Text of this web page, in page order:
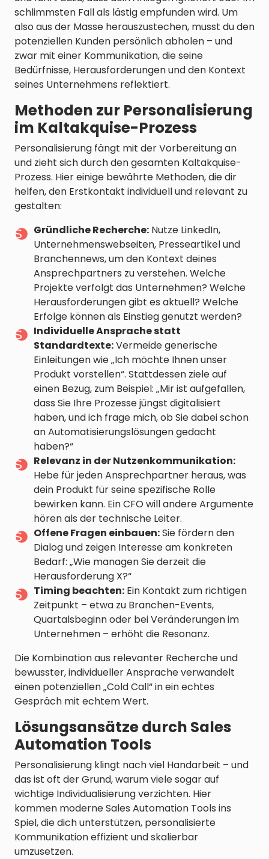
schlimmsten Fall als lästig empfunden wird. Um
also aus der Masse herauszustechen, musst du den
potenziellen Kunden persönlich abholen – und
zwar mit einer Kommunikation, die seine
Bedürfnisse, Herausforderungen und den Kontext
seines Unternehmens reflektiert.
Methoden zur Personalisierung
im Kaltakquise-Prozess
Personalisierung fängt mit der Vorbereitung an
und zieht sich durch den gesamten Kaltakquise-
Prozess. Hier einige bewährte Methoden, die dir
helfen, den Erstkontakt individuell und relevant zu
gestalten:
Gründliche Recherche: Nutze LinkedIn,
Unternehmenswebseiten, Presseartikel und
Branchennews, um den Kontext deines
Ansprechpartners zu verstehen. Welche
Projekte verfolgt das Unternehmen? Welche
Herausforderungen gibt es aktuell? Welche
Erfolge können als Einstieg genutzt werden?
Individuelle Ansprache statt
Standardtexte:Vermeide generische
Einleitungen wie „Ich möchte Ihnen unser
Produkt vorstellen“. Stattdessen ziele auf
einen Bezug, zum Beispiel: „Mir ist aufgefallen,
dass Sie Ihre Prozesse jüngst digitalisiert
haben, und ich frage mich, ob Sie dabei schon
an Automatisierungslösungen gedacht
haben?“
Relevanz in der Nutzenkommunikation:
Hebe für jeden Ansprechpartner heraus, was
dein Produkt für seine spezifische Rolle
bewirken kann. Ein CFO will andere Argumente
hören als der technische Leiter.
Offene Fragen einbauen:Sie fördern den
Dialog und zeigen Interesse am konkreten
Bedarf: „Wie managen Sie derzeit die
Herausforderung X?“
Timing beachten: Ein Kontakt zum richtigen
Zeitpunkt – etwa zu Branchen-Events,
Quartalsbeginn oder bei Veränderungen im
Unternehmen – erhöht die Resonanz.
Die Kombination aus relevanter Recherche und
bewusster, individueller Ansprache verwandelt
einen potenziellen „Cold Call“ in ein echtes
Gespräch mit echtem Wert.
Lösungsansätze durch Sales
Automation Tools
Personalisierung klingt nach viel Handarbeit – und
das ist oft der Grund, warum viele sogar auf
wichtige Individualisierung verzichten. Hier
kommen moderne Sales Automation Tools ins
Spiel, die dich unterstützen, personalisierte
Kommunikation effizient und skalierbar
umzusetzen.